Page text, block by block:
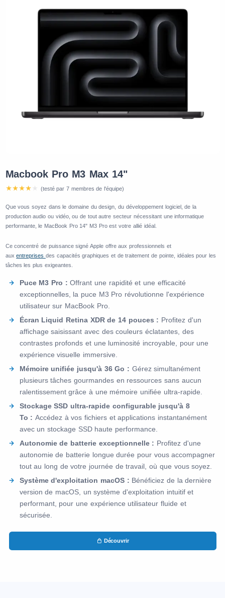
Macbook Pro M3 Max 14"
(testé par 7 membres de l'équipe)
Que vous soyez dans le domaine du design, du développement logiciel, de la
production audio ou vidéo, ou de tout autre secteur nécessitant une informatique
performante, le MacBook Pro 14" M3 Pro est votre allié idéal.
Ce concentré de puissance signé Apple offre aux professionnels et
auxentreprises des capacités graphiques et de traitement de pointe, idéales pour les
tâches les plus exigeantes.
Puce M3 Pro : Offrant une rapidité et une efficacité
exceptionnelles, la puce M3 Pro révolutionne l'expérience
utilisateur sur MacBook Pro.
Écran Liquid Retina XDR de 14 pouces : Profitez d'un
affichage saisissant avec des couleurs éclatantes, des
contrastes profonds et une luminosité incroyable, pour une
expérience visuelle immersive.
Mémoire unifiée jusqu'à 36 Go : Gérez simultanément
plusieurs tâches gourmandes en ressources sans aucun
ralentissement grâce à une mémoire unifiée ultra-rapide.
Stockage SSD ultra-rapide configurable jusqu'à 8
To : Accédez à vos fichiers et applications instantanément
avec un stockage SSD haute performance.
Autonomie de batterie exceptionnelle : Profitez d'une
autonomie de batterie longue durée pour vous accompagner
tout au long de votre journée de travail, où que vous soyez.
Système d'exploitation macOS : Bénéficiez de la dernière
version de macOS, un système d'exploitation intuitif et
performant, pour une expérience utilisateur fluide et
sécurisée.
Découvrir